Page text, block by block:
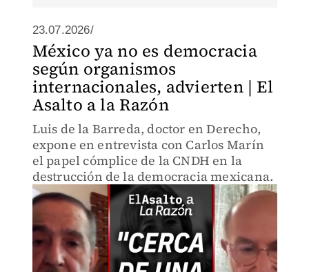
23.07.2026/
México ya no es democracia
según organismos
internacionales, advierten | El
Asalto a la Razón
Luis de la Barreda, doctor en Derecho,
expone en entrevista con Carlos Marín
el papel cómplice de la CNDH en la
destrucción de la democracia mexicana.